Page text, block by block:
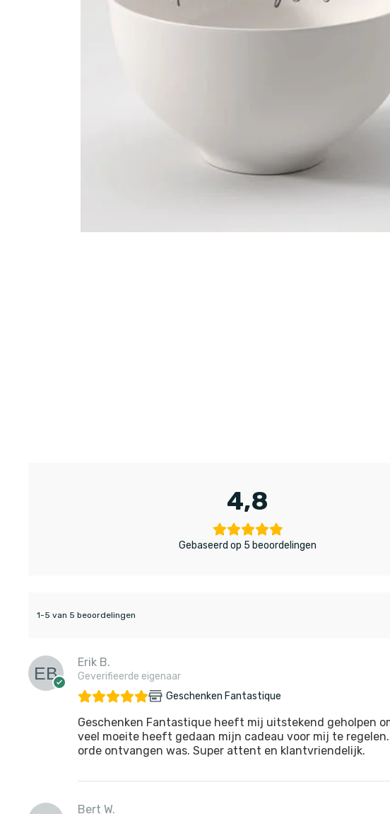
4,8
Gebaseerd op 5 beoordelingen
1-5 van 5 beoordelingen
Erik B.
Geverifieerde eigenaar
Geschenken Fantastique
Geschenken Fantastique heeft mij uitstekend geholpen
veel moeite heeft gedaan mijn cadeau voor mij te
orde ontvangen was. Super attent en klantvriendelijk.
Bert W.